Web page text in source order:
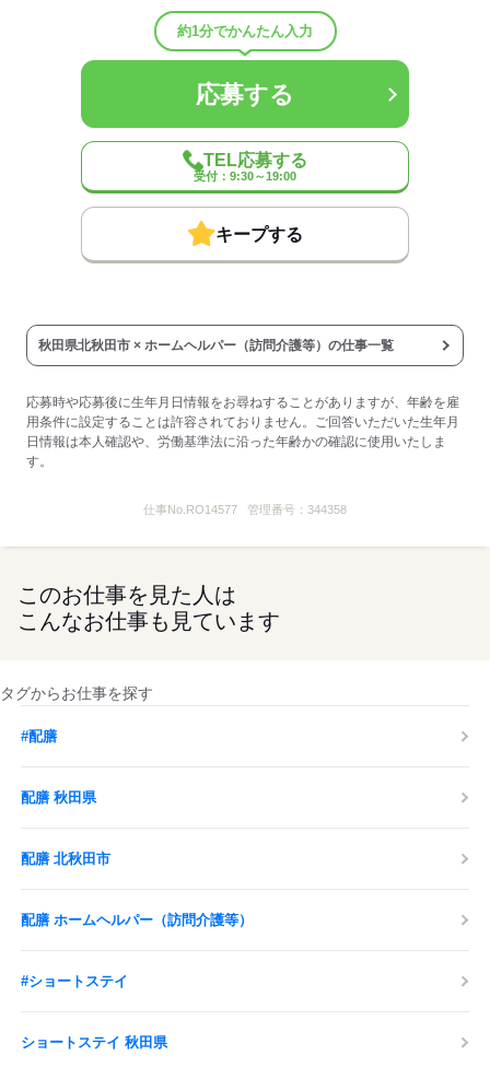
◆車通勤可（無料駐車場あり）
◆給与前払い制度あり（稼働分・規定あり）
◆定年制度あり：60歳（60歳以降については1年ごとの契約更新によ
◆給与前払い制度
実際に勤務した分の給与を、給料日前に受け取ることができる制度
※未勤務分の給与を受け取る前借り制度ではありません。
※入社翌月の第5営業日より利用可能です。
※利用条件の詳細は社内規定によります。
試用期間：有（3ヶ月）
※雇用形態・給与は同条件
し
時間外労働：採用までに明示
約1分でかんたん入力
応募する
TEL応募する
受付：9:30～19:00
キープする
秋田県北秋田市 × ホームヘルパー（訪問介護等）の仕事一覧
応募時や応募後に生年月日情報をお尋ねすることがありますが、年齢を雇
用条件に設定することは許容されておりません。ご回答いただいた生年月
日情報は本人確認や、労働基準法に沿った年齢かの確認に使用いたしま
す。
仕事No. RO14577 管理番号：344358
このお仕事を見た人は
こんなお仕事も見ています
タグからお仕事を探す
#配膳
配膳 秋田県
配膳 北秋田市
配膳 ホームヘルパー（訪問介護等）
#ショートステイ
ショートステイ 秋田県